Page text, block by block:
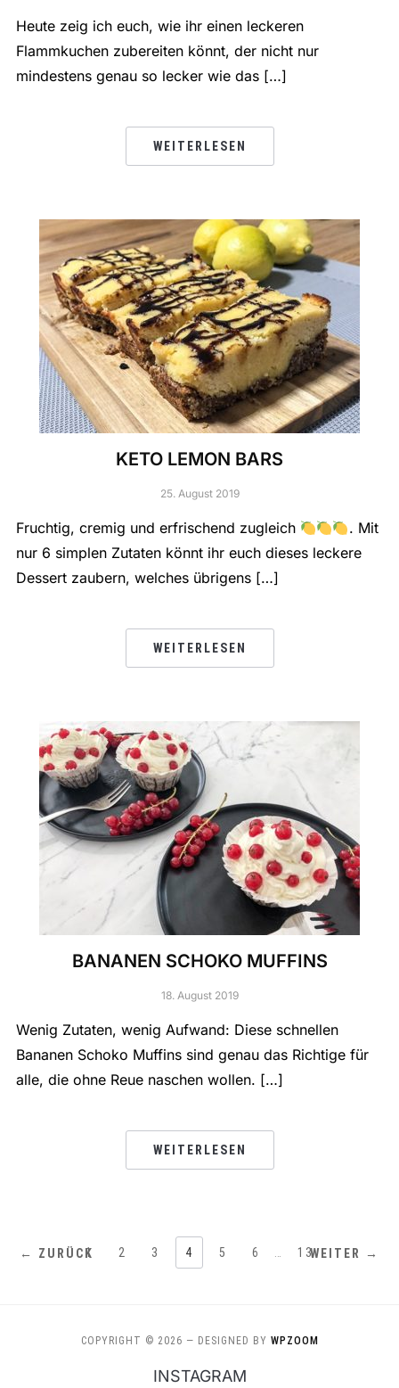
Heute zeig ich euch, wie ihr einen leckeren
Flammkuchen zubereiten könnt, der nicht nur
mindestens genau so lecker wie das […]
WEITERLESEN
KETO LEMON BARS
25. August 2019
Fruchtig, cremig und erfrischend zugleich
. Mit
nur 6 simplen Zutaten könnt ihr euch dieses leckere
Dessert zaubern, welches übrigens […]
WEITERLESEN
BANANEN SCHOKO MUFFINS
18. August 2019
Wenig Zutaten, wenig Aufwand: Diese schnellen
Bananen Schoko Muffins sind genau das Richtige für
alle, die ohne Reue naschen wollen. […]
WEITERLESEN
← ZURÜCK
1 2 3 4 5 6 13WEITER →
COPYRIGHT © 2026 — DESIGNED BY WPZOOM
INSTAGRAM